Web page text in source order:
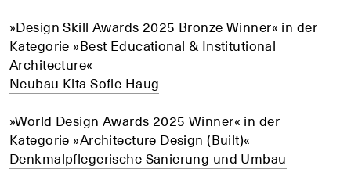
»Design Skill Awards 2025 Bronze Winner« in der
Kategorie »Best Educational & Institutional
Architecture«
Neubau Kita Sofie Haug
»World Design Awards 2025 Winner« in der
Kategorie »Architecture Design (Built)«
Denkmalpflegerische Sanierung und Umbau